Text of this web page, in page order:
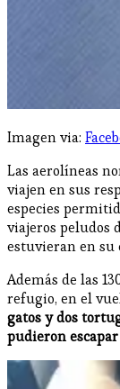
Imagen via:
Las aerolíneas
viajen en sus
especies
viajeros peludos
estuvieran en su
Además de las
refugio, en el
gatos y dos
pudieron